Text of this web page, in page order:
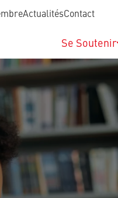
ActualitésContact
Se Soutenir